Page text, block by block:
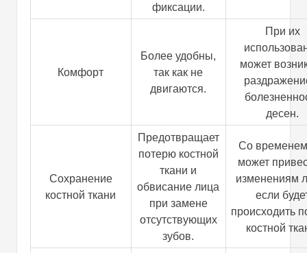
фиксации.
Комфорт
Более удобны,
так как не
двигаются.
При их
может
десен.
Сохранение
костной ткани
Предотвращает
потерю костной
ткани и
обвисание лица
при замене
отсутствующих
зубов.
Со
может
изменениям
если
происходить
костной